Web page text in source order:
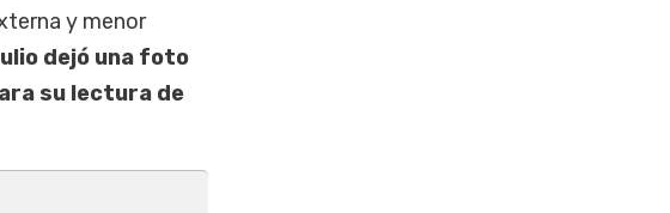
y menor
dejó una foto
su lectura de